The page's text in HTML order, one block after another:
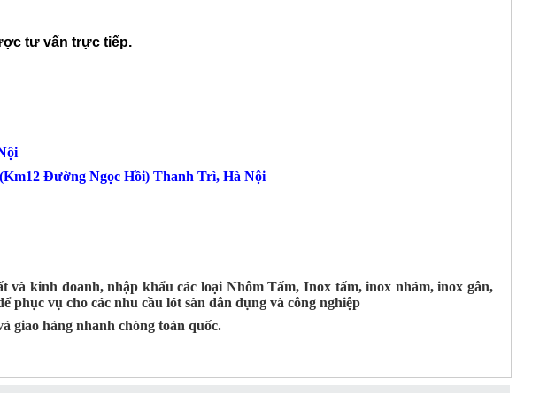
tư vấn trực tiếp.
Đường Ngọc Hồi) Thanh Trì, Hà Nội
kinh doanh, nhập khẩu các loại Nhôm Tấm, Inox tấm, inox nhám, inox gân,
vụ cho các nhu cầu lót sàn dân dụng và công nghiệp
giao hàng nhanh chóng toàn quốc.